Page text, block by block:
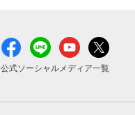
公式ソーシャルメディア一覧